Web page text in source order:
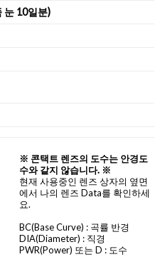
눈 10일분)
※ 콘택트 렌즈의 도수는 안경도
수와 같지 않습니다. ※
현재 사용중인 렌즈 상자의 옆면
에서 나의 렌즈 Data를 확인하세
요.
BC(Base Curve) : 곡률 반경
DIA(Diameter) : 직경
PWR(Power) 또는 D : 도수